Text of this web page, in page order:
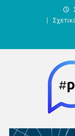
Pieria